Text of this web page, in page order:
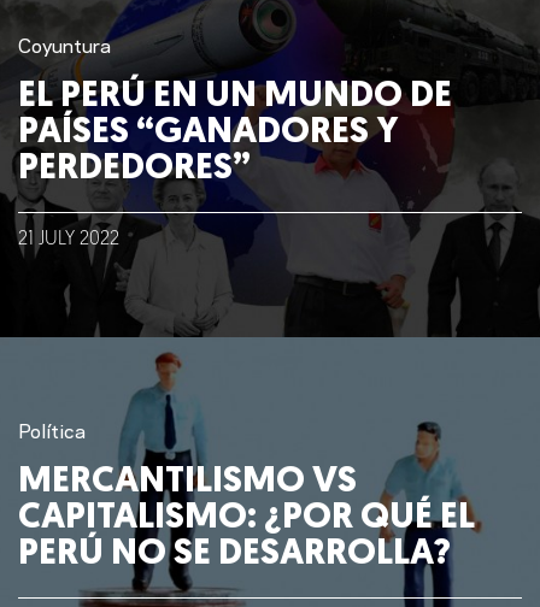
Coyuntura
EL PERÚ EN UN MUNDO DE
PAÍSES “GANADORES Y
PERDEDORES”
21 JULY 2022
Política
MERCANTILISMO VS
CAPITALISMO: ¿POR QUÉ EL
PERÚ NO SE DESARROLLA?